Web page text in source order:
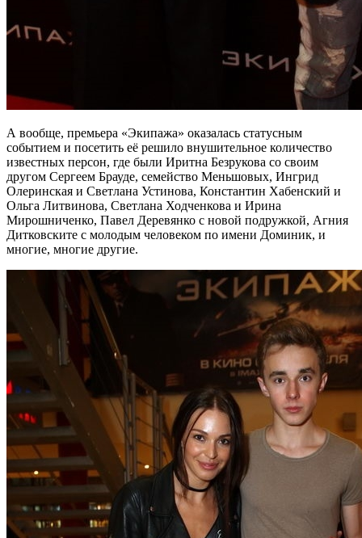
А вообще, премьера «Экипажа» оказалась статусным
событием и посетить её решило внушительное количество
известных персон, где были Иритна Безрукова со своим
другом Сергеем Брауде, семейство Меньшовых, Ингрид
Олеринская и Светлана Устинова, Константин Хабенский и
Ольга Литвинова, Светлана Ходченкова и Ирина
Мирошниченко, Павел Деревянко с новой подружкой, Агния
Дитковските с молодым человеком по имени Доминик, и
многие, многие другие.